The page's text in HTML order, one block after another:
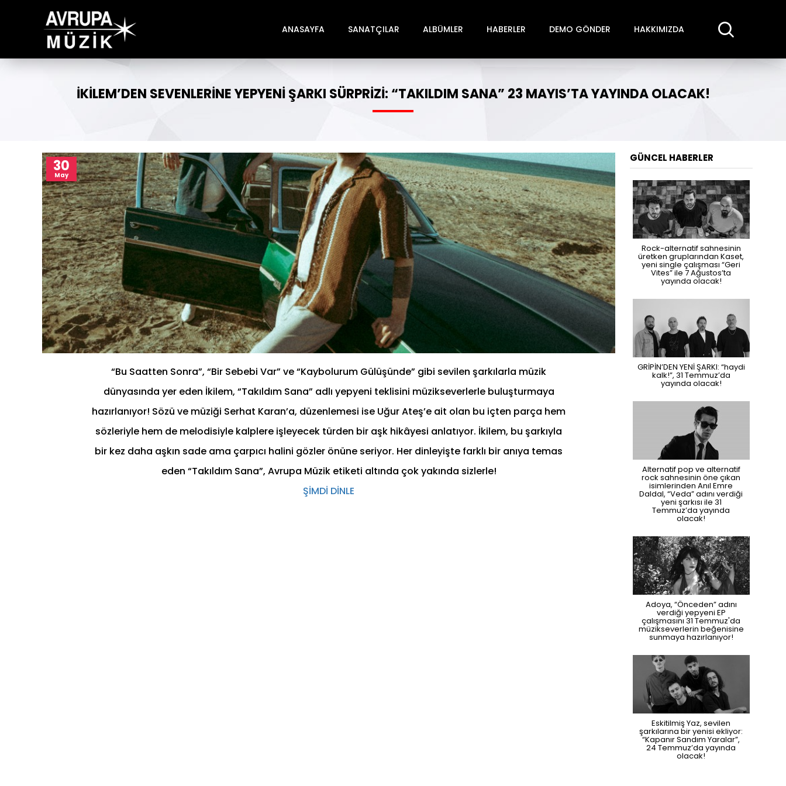
ANASAYFA SANATÇILAR ALBÜMLER HABERLER DEMO GÖNDER HAKKIMIZDA
İKILEM’DEN SEVENLERINE YEPYENI ŞARKI SÜRPRIZI: “TAKILDIM SANA” 23 MAYIS’TA YAYINDA OLACAK!
30
May
“Bu Saatten Sonra”, “Bir Sebebi Var” ve “Kaybolurum Gülüşünde” gibi sevilen şarkılarla müzik
dünyasında yer eden İkilem, “Takıldım Sana” adlı yepyeni teklisini müzikseverlerle buluşturmaya
hazırlanıyor! Sözü ve müziği Serhat Karan’a, düzenlemesi ise Uğur Ateş’e ait olan bu içten parça hem
sözleriyle hem de melodisiyle kalplere işleyecek türden bir aşk hikâyesi anlatıyor. İkilem, bu şarkıyla
bir kez daha aşkın sade ama çarpıcı halini gözler önüne seriyor. Her dinleyişte farklı bir anıya temas
eden “Takıldım Sana”, Avrupa Müzik etiketi altında çok yakında sizlerle!
ŞİMDİ DİNLE
GÜNCEL HABERLER
Rock-alternatif sahnesinin
üretken gruplarından Kaset,
yeni single çalışması “Geri
Vites” ile 7 Ağustos’ta
yayında olacak!
GRİPİN’DEN YENİ ŞARKI: “haydi
kalk!”, 31 Temmuz’da
yayında olacak!
Alternatif pop ve alternatif
rock sahnesinin öne çıkan
isimlerinden Anıl Emre
Daldal, “Veda” adını verdiği
yeni şarkısı ile 31
Temmuz’da yayında
olacak!
Adoya, “Önceden” adını
verdiği yepyeni EP
çalışmasını 31 Temmuz'da
müzikseverlerin beğenisine
sunmaya hazırlanıyor!
Eskitilmiş Yaz, sevilen
şarkılarına bir yenisi ekliyor:
“Kapanır Sandım Yaralar”,
24 Temmuz’da yayında
olacak!